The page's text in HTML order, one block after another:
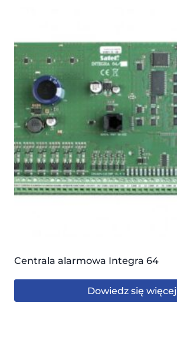
Centrala alarmowa Integra 64
Dowiedz się więcej